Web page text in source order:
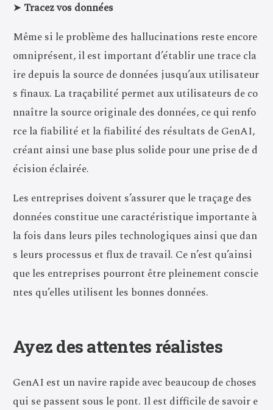
➤ Tracez vos données
Même si le problème des hallucinations reste encore
omniprésent, il est important d’établir une trace cla
ire depuis la source de données jusqu’aux utilisateur
s finaux. La traçabilité permet aux utilisateurs de co
nnaître la source originale des données, ce qui renfo
rce la fiabilité et la fiabilité des résultats de GenAI,
créant ainsi une base plus solide pour une prise de d
écision éclairée.
Les entreprises doivent s’assurer que le traçage des
données constitue une caractéristique importante à
la fois dans leurs piles technologiques ainsi que dan
s leurs processus et flux de travail. Ce n’est qu’ainsi
que les entreprises pourront être pleinement conscie
ntes qu’elles utilisent les bonnes données.
Ayez des attentes réalistes
GenAI est un navire rapide avec beaucoup de choses
qui se passent sous le pont. Il est difficile de savoir e